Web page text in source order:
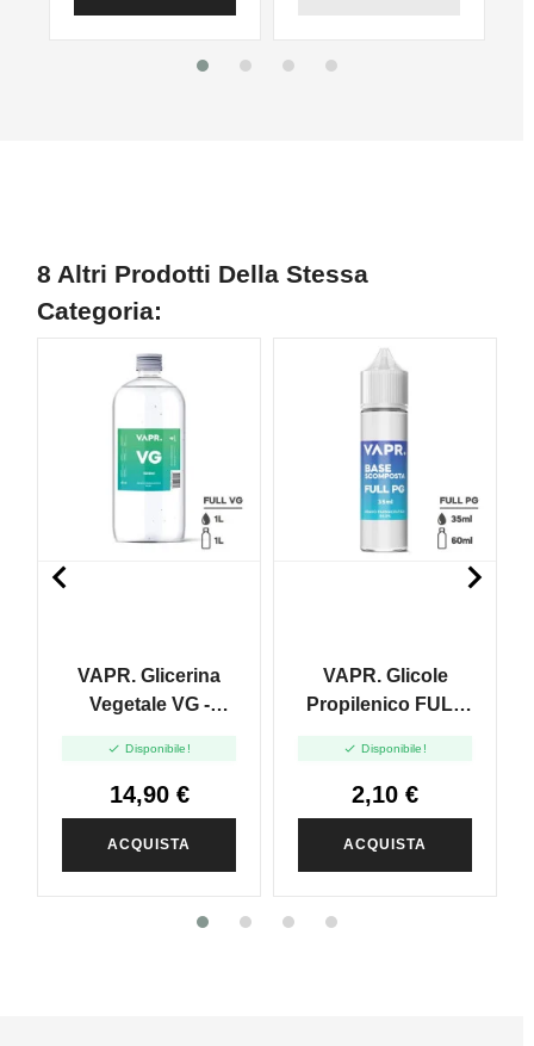
8 Altri Prodotti Della Stessa
Categoria:
VAPR. Glicerina
Vegetale VG -
 Disponibile!
14,90 €
ACQUISTA
VAPR. Glicole
Propilenico FULL
 Disponibile!
2,10 €
ACQUISTA
 